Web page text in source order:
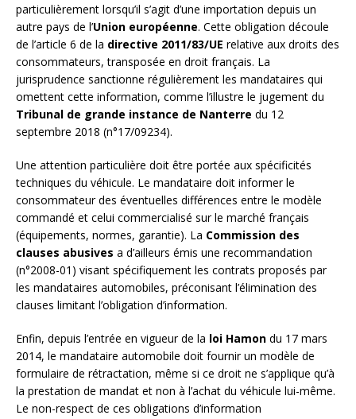
particulièrement lorsqu’il s’agit d’une importation depuis un
autre pays de l’Union européenne. Cette obligation découle
de l’article 6 de la directive 2011/83/UE relative aux droits des
consommateurs, transposée en droit français. La
jurisprudence sanctionne régulièrement les mandataires qui
omettent cette information, comme l’illustre le jugement du
Tribunal de grande instance de Nanterre du 12
septembre 2018 (n°17/09234).
Une attention particulière doit être portée aux spécificités
techniques du véhicule. Le mandataire doit informer le
consommateur des éventuelles différences entre le modèle
commandé et celui commercialisé sur le marché français
(équipements, normes, garantie). La Commission des
clauses abusives a d’ailleurs émis une recommandation
(n°2008-01) visant spécifiquement les contrats proposés par
les mandataires automobiles, préconisant l’élimination des
clauses limitant l’obligation d’information.
Enfin, depuis l’entrée en vigueur de la loi Hamon du 17 mars
2014, le mandataire automobile doit fournir un modèle de
formulaire de rétractation, même si ce droit ne s’applique qu’à
la prestation de mandat et non à l’achat du véhicule lui-même.
Le non-respect de ces obligations d’information